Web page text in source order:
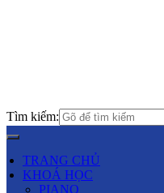
Tìm kiếm:
TRANG CHỦ
KHOÁ HỌC
PIANO